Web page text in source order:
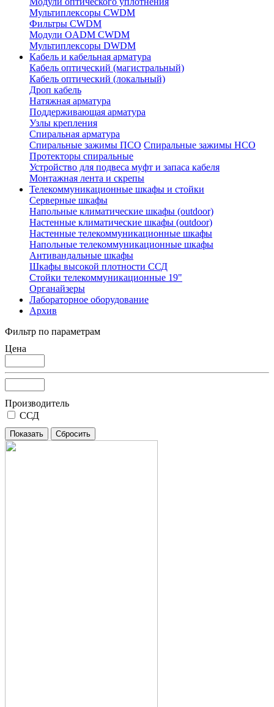
Мультиплексоры CWDM
Фильтры CWDM
Модули OADM CWDM
Мультиплексоры DWDM
Кабель и кабельная арматура
Кабель оптический (магистральный)
Кабель оптический (локальный)
Дроп кабель
Натяжная арматура
Поддерживающая арматура
Узлы крепления
Спиральная арматура
Спиральные зажимы ПСО Спиральные зажимы НСО
Протекторы спиральные
Устройство для подвеса муфт и запаса кабеля
Монтажная лента и скрепы
Телекоммуникационные шкафы и стойки
Серверные шкафы
Напольные климатические шкафы (outdoor)
Настенные климатические шкафы (outdoor)
Настенные телекоммуникационные шкафы
Напольные телекоммуникационные шкафы
Антивандальные шкафы
Шкафы высокой плотности ССД
Стойки телекоммуникационные 19"
Органайзеры
Лабораторное оборудование
Архив
Фильтр по параметрам
Цена
Производитель
ССД